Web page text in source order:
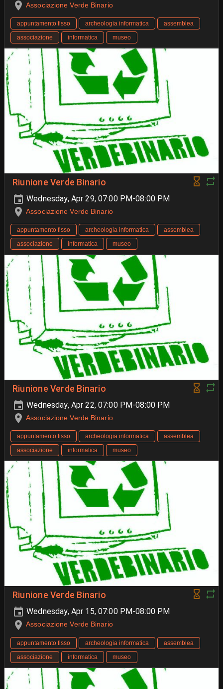
Associazione Verde Binario
appuntamento fisso archeologia informatica
assemblea
associazione
informatica museo
Riunione Verde Binario
Wednesday, Apr 29, 07:00 PM-08:00 PM
Associazione Verde Binario
appuntamento fisso archeologia informatica
assemblea
associazione
informatica museo
Riunione Verde Binario
Wednesday, Apr 22, 07:00 PM-08:00 PM
Associazione Verde Binario
appuntamento fisso archeologia informatica
assemblea
associazione
informatica museo
Riunione Verde Binario
Wednesday, Apr 15, 07:00 PM-08:00 PM
Associazione Verde Binario
appuntamento fisso archeologia informatica
assemblea
associazione
informatica museo